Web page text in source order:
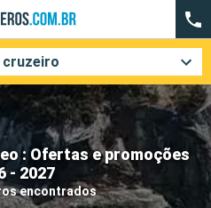
: Ofertas e promoções
- 2027
encontrados
cruzeiro